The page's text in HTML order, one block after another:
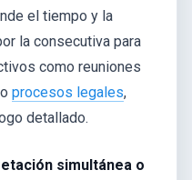
el tiempo y la
la consecutiva para
como reuniones
procesos legales,
detallado.
simultánea o